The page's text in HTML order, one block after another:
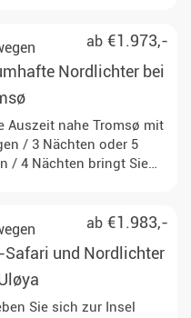
Lodge im Herzen
ab €1.973,-
Nordlichter bei
Auszeit nahe Tromsø mit
/ 3 Nächten oder 5
/ 4 Nächten bringt Sie
sehr guten Chancen auf
der
ab €1.983,-
Safari und Nordlichter
Sie sich zur Insel